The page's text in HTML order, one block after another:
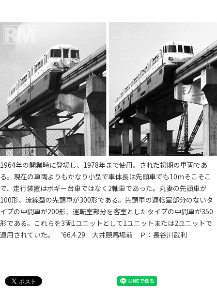
1964年の開業時に登場し、1978年まで使用。された初期の車両であ
る。現在の車両よりもかなり小型で車体長は先頭車でも10mそこそこ
で、走行装置はボギー台車ではなく2軸車であった。丸妻の先頭車が
100形、流線型の先頭車が300形である。先頭車の運転室部分のないタ
イプの中間車が200形、運転室部分を客室としたタイプの中間車が350
形である。これらを3両1ユニットとして1ユニットまたは2ユニットで
運用されていた。 ’66.4.29 大井競馬場前 Ｐ：長谷川武利